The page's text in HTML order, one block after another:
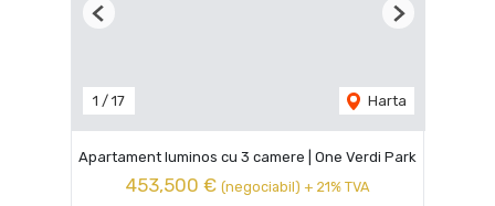
1 / 17 Harta
Previous Next
Apartament luminos cu 3 camere | One Verdi Park
453,500 € (negociabil) + 21% TVA